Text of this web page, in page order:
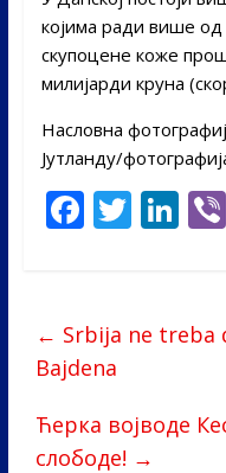
којима ради више
скупоцене коже
милијарди круна
Насловна
Јутлaнду/
F
ac
b
o
k
T
w
er
Li
n
e
dI
← Srbija ne treba
Bajdena
Ћерка војводе
слободе! →